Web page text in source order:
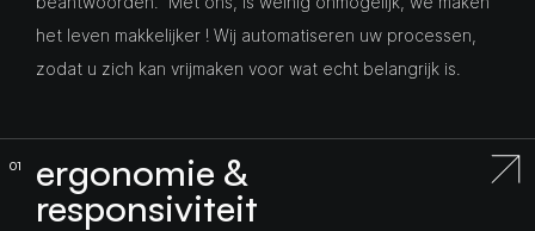
het leven makkelijker ! Wij automatiseren uw processen,
zodat u zich kan vrijmaken voor wat echt belangrijk is.
ergonomie &
responsiviteit